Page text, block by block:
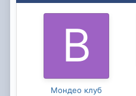
Мондео клуб